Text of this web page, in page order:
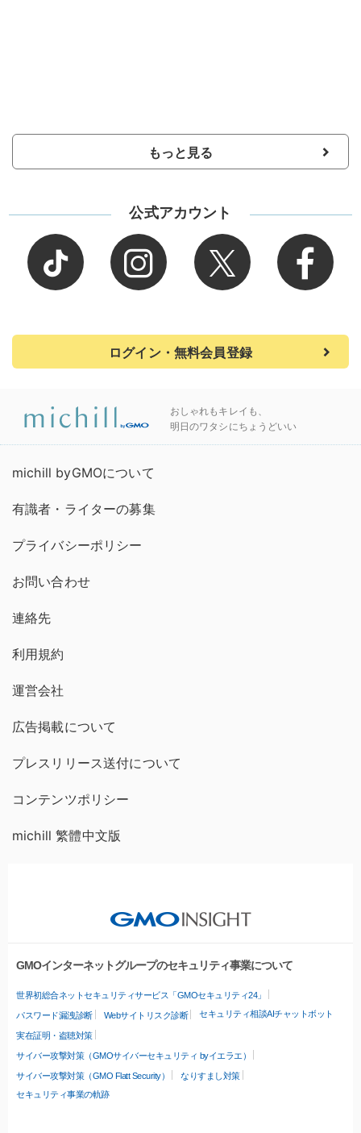
もっと見る
公式アカウント
ログイン・無料会員登録
おしゃれもキレイも、
明日のワタシにちょうどいい
michill byGMOについて
有識者・ライターの募集
プライバシーポリシー
お問い合わせ
連絡先
利用規約
運営会社
広告掲載について
プレスリリース送付について
コンテンツポリシー
michill 繁體中文版
GMOインターネットグループのセキュリティ事業について
世界初総合ネットセキュリティサービス「GMOセキュリティ24」
パスワード漏洩診断 Webサイトリスク診断 セキュリティ相談AIチャットボット
実在証明・盗聴対策
サイバー攻撃対策（GMOサイバーセキュリティ byイエラエ）
サイバー攻撃対策（GMO Flatt Security）
なりすまし対策
セキュリティ事業の軌跡